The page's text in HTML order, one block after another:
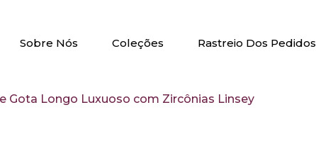
Sobre Nós Coleções Rastreio Dos Pedidos
Gota Longo Luxuoso com Zircônias Linsey